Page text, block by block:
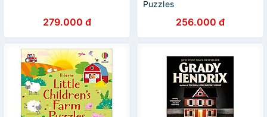
279.000 đ
Puzzles
256.000 đ